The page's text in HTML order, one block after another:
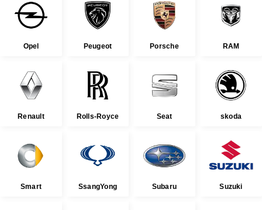
Opel Peugeot Porsche RAM
Renault Rolls-Royce Seat skoda
Smart SsangYong Subaru Suzuki